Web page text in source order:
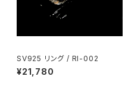
SV925 リング / RI-002
¥21,780